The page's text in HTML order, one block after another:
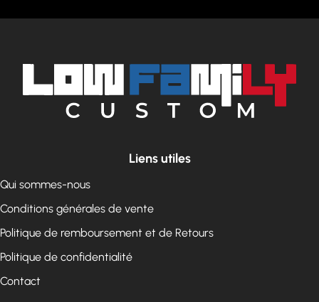
Liens utiles
Qui sommes-nous
Conditions générales de vente
Politique de remboursement et de Retours
Politique de confidentialité
Contact